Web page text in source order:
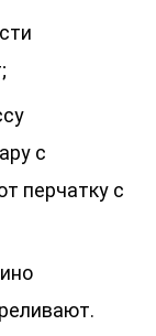
с
перчатку с